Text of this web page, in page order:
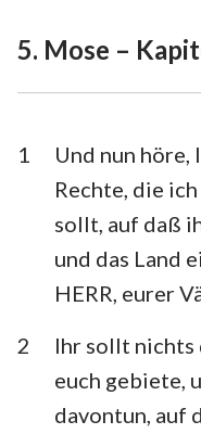
1. Chronik
Esra
Esther
Psalm
Prediger
Jesaja
Klagelieder
Daniel
5. Mose –
1
Und nun höre,
Rechte, die
sollt, auf daß
und das Land
HERR, eurer
2
Ihr sollt nichts
euch gebiete,
davontun, auf